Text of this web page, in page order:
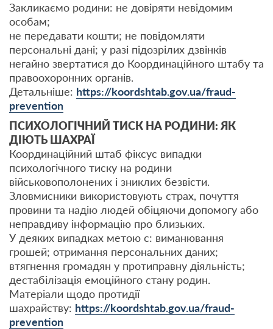
Закликаємо родини: не довіряти невідомим
особам;
не передавати кошти; не повідомляти
персональні дані; у разі підозрілих дзвінків
негайно звертатися до Координаційного штабу та
правоохоронних органів.
Детальніше: https://koordshtab.gov.ua/fraud-
prevention
ПСИХОЛОГІЧНИЙ ТИСК НА РОДИНИ: ЯК
ДІЮТЬ ШАХРАЇ
Координаційний штаб фіксус випадки
психологічного тиску на родини
військовополонених і зниклих безвісти.
Зловмисники використовують страх, почуття
провини та надію людей обіцяючи допомогу або
неправдиву інформацію про близьких.
У деяких випадках метою с: виманювання
грошей; отримання персональних даних;
втягнення громадян у протиправну діяльність;
дестабілізація емоційного стану родин.
Матеріали щодо протидії
шахрайству: https://koordshtab.gov.ua/fraud-
prevention